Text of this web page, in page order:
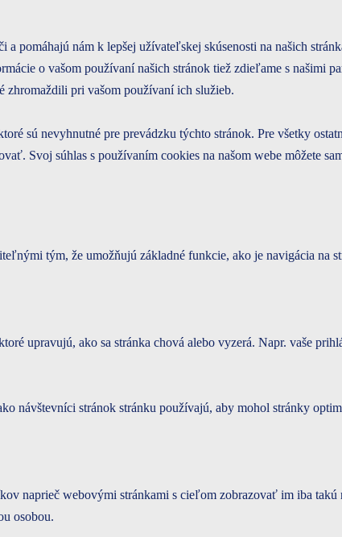
pomáhajú nám k lepšej užívateľskej skúsenosti na našich
o vašom používaní našich stránok tiež zdieľame s našimi
pri vašom používaní ich služieb.
sú nevyhnutné pre prevádzku týchto stránok. Pre všetky
Svoj súhlas s používaním cookies na našom webe môžete
tým, že umožňujú základné funkcie, ako je navigácia na
upravujú, ako sa stránka chová alebo vyzerá. Napr. vaše
návštevníci stránok stránku používajú, aby mohol stránky
naprieč webovými stránkami s cieľom zobrazovať im iba
osobou.